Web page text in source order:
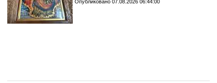
Опубликовано 07.08.2026 06:44:00